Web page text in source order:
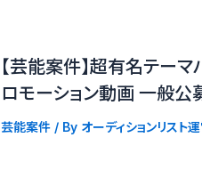
【芸能案件】超有名テーマ
ロモーション動画 一般公
芸能案件/ By オーディションリスト